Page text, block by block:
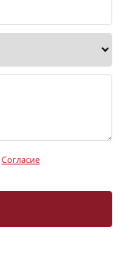
Согласие